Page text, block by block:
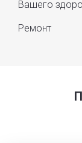
Вашего
Ремонт